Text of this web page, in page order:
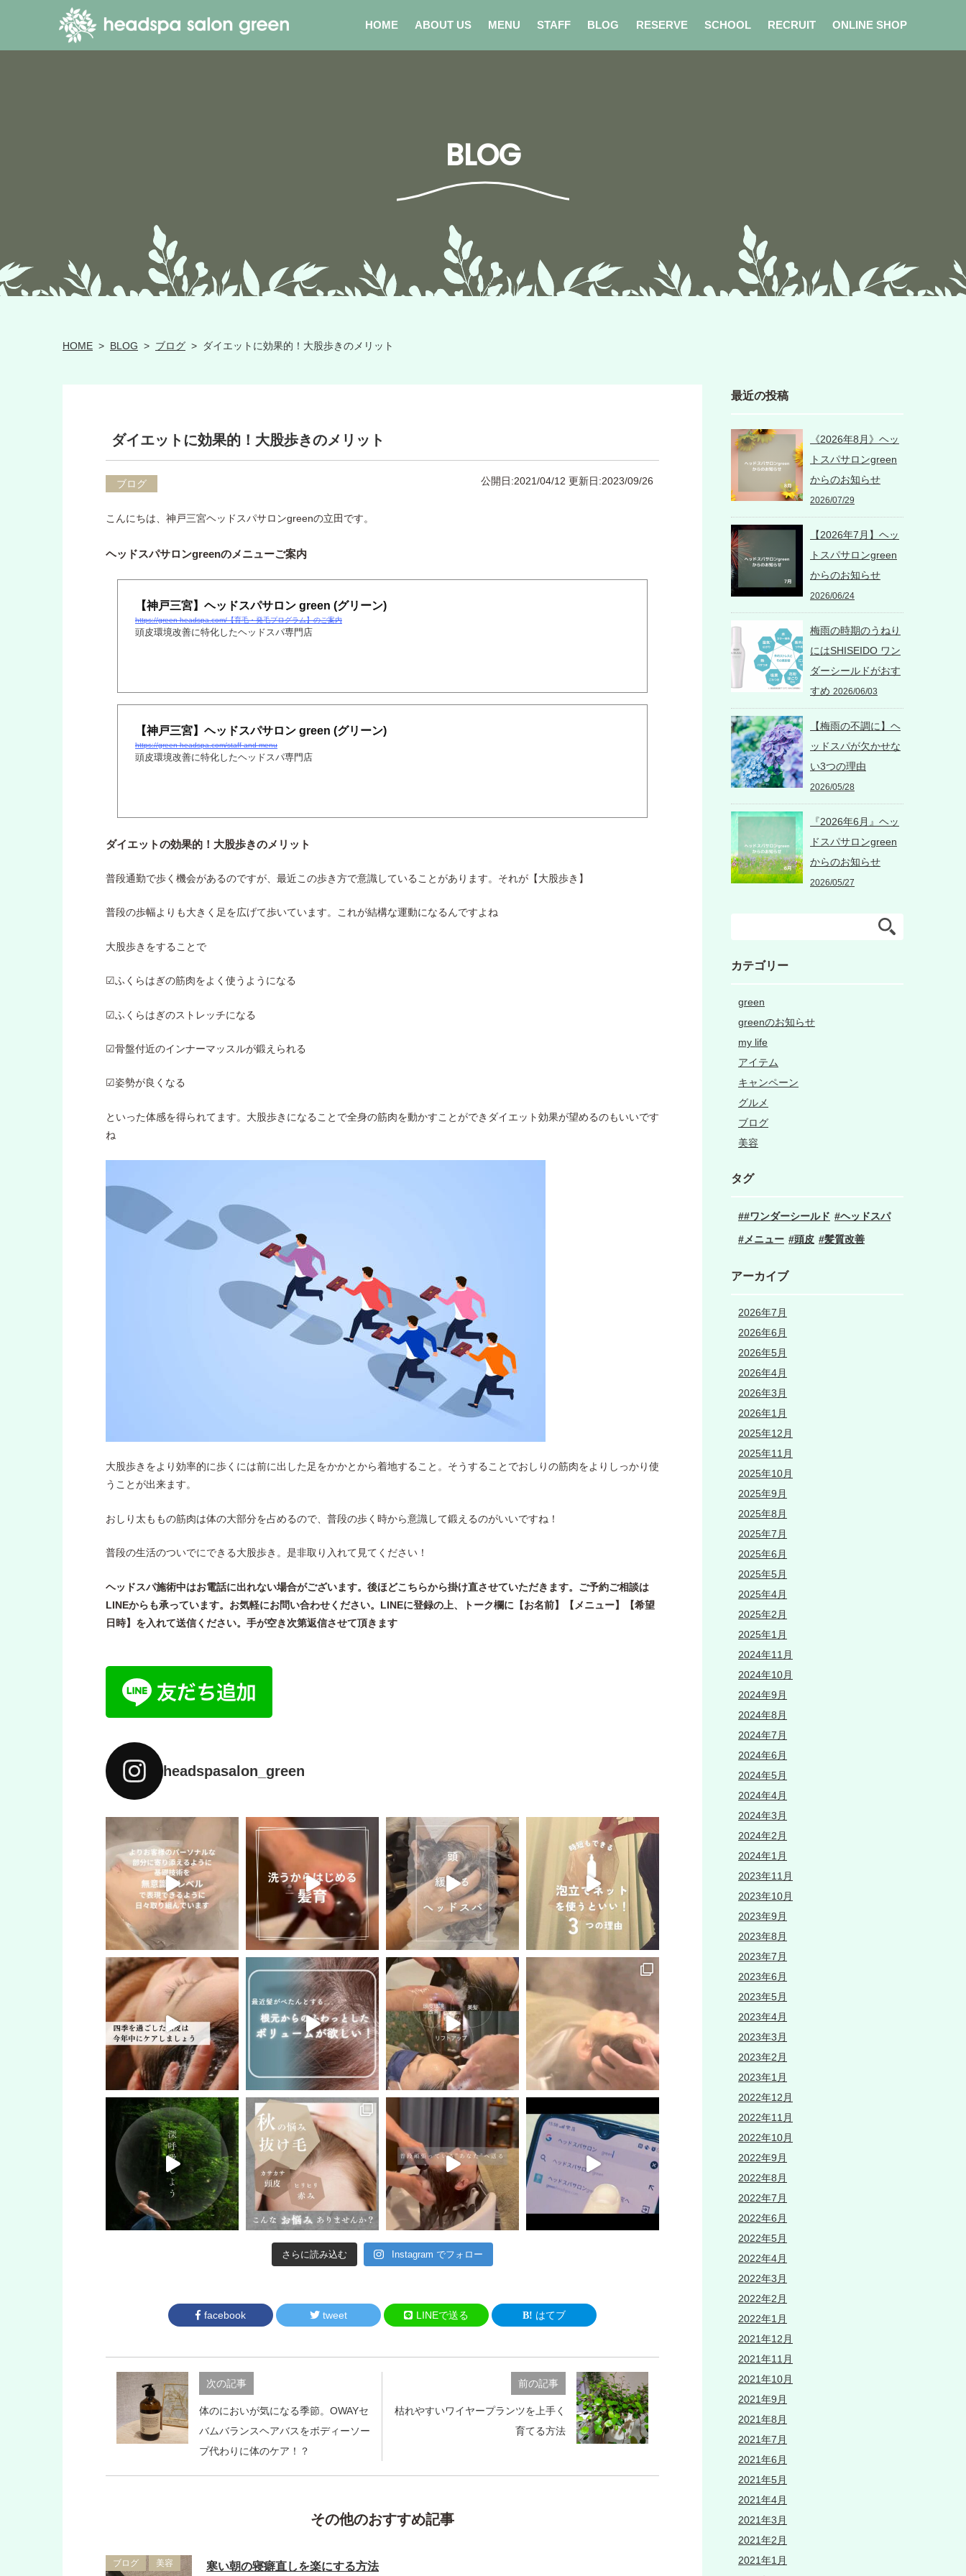
HOME ABOUT US MENU STAFF BLOG RESERVE SCHOOL RECRUIT ONLINE SHOP
BLOG
HOME > BLOG > ブログ > ダイエットに効果的！大股歩きのメリット
ダイエットに効果的！大股歩きのメリット
ブログ 公開日:2021/04/12 更新日:2023/09/26
こんにちは、神戸三宮ヘッドスパサロンgreenの立田です。
ヘッドスパサロンgreenのメニューご案内
【神戸三宮】ヘッドスパサロン green (グリーン)
https://green-headspa.com/【育毛・発毛プログラム】のご案内
頭皮環境改善に特化したヘッドスパ専門店
【神戸三宮】ヘッドスパサロン green (グリーン)
https://green-headspa.com/staff-and-menu
頭皮環境改善に特化したヘッドスパ専門店
ダイエットの効果的！大股歩きのメリット
普段通勤で歩く機会があるのですが、最近この歩き方で意識していることがあります。それが【大股歩き】
普段の歩幅よりも大きく足を広げて歩いています。これが結構な運動になるんですよね
大股歩きをすることで
︎︎︎︎☑︎ふくらはぎの筋肉をよく使うようになる
︎︎︎︎☑︎ふくらはぎのストレッチになる
︎︎︎︎☑︎骨盤付近のインナーマッスルが鍛えられる
︎︎︎︎☑︎姿勢が良くなる
といった体感を得られてます。大股歩きになることで全身の筋肉を動かすことができダイエット効果が望めるのもいいです
ね
大股歩きをより効率的に歩くには前に出した足をかかとから着地すること。そうすることでおしりの筋肉をよりしっかり使
うことが出来ます。
おしり太ももの筋肉は体の大部分を占めるので、普段の歩く時から意識して鍛えるのがいいですね！
普段の生活のついでにできる大股歩き。是非取り入れて見てください！
ヘッドスパ施術中はお電話に出れない場合がございます。後ほどこちらから掛け直させていただきます。ご予約ご相談は
LINEからも承っています。お気軽にお問い合わせください。LINEに登録の上、トーク欄に【お名前】【メニュー】【希望
日時】を入れて送信ください。手が空き次第返信させて頂きます
headspasalon_green
さらに読み込む Instagram でフォロー
facebook tweet LINEで送る はてブ
次の記事
体のにおいが気になる季節。OWAYセ
バムバランスヘアバスをボディーソー
プ代わりに体のケア！？
前の記事
枯れやすいワイヤープランツを上手く
育てる方法
その他のおすすめ記事
ブログ 美容 寒い朝の寝癖直しを楽にする方法
最近の投稿
《2026年8月》ヘッ
トスパサロンgreen
からのお知らせ
2026/07/29
【2026年7月】ヘッ
トスパサロンgreen
からのお知らせ
2026/06/24
梅雨の時期のうねり
にはSHISEIDO ワン
ダーシールドがおす
すめ 2026/06/03
【梅雨の不調に】ヘ
ッドスパが欠かせな
い3つの理由
2026/05/28
『2026年6月』ヘッ
ドスパサロンgreen
からのお知らせ
2026/05/27
カテゴリー
green
greenのお知らせ
my life
アイテム
キャンペーン
グルメ
ブログ
美容
タグ
#ワンダーシールド
ヘッドスパ
メニュー
頭皮 髪質改善
アーカイブ
2026年7月
2026年6月
2026年5月
2026年4月
2026年3月
2026年1月
2025年12月
2025年11月
2025年10月
2025年9月
2025年8月
2025年7月
2025年6月
2025年5月
2025年4月
2025年2月
2025年1月
2024年11月
2024年10月
2024年9月
2024年8月
2024年7月
2024年6月
2024年5月
2024年4月
2024年3月
2024年2月
2024年1月
2023年11月
2023年10月
2023年9月
2023年8月
2023年7月
2023年6月
2023年5月
2023年4月
2023年3月
2023年2月
2023年1月
2022年12月
2022年11月
2022年10月
2022年9月
2022年8月
2022年7月
2022年6月
2022年5月
2022年4月
2022年3月
2022年2月
2022年1月
2021年12月
2021年11月
2021年10月
2021年9月
2021年8月
2021年7月
2021年6月
2021年5月
2021年4月
2021年3月
2021年2月
2021年1月